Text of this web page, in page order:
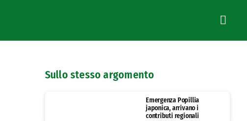
Sullo stesso argomento
Emergenza Popillia
japonica, arrivano i
contributi regionali